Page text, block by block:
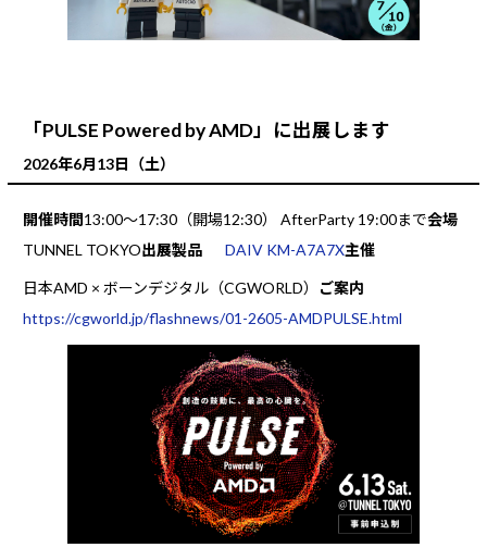
「PULSE Powered by AMD」に出展します
2026年6月13日（土）
開催時間13:00～17:30（開場12:30） AfterParty 19:00まで会場
TUNNEL TOKYO出展製品 DAIV KM-A7A7X主催
日本AMD × ボーンデジタル（CGWORLD）
ご案内
https://cgworld.jp/flashnews/01-2605-AMDPULSE.html